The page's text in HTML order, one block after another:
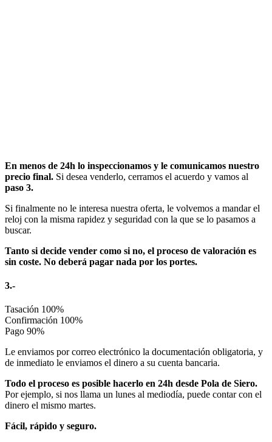
En menos de 24h lo inspeccionamos y le comunicamos nuestro
precio final. Si desea venderlo, cerramos el acuerdo y vamos al
paso 3.
Si finalmente no le interesa nuestra oferta, le volvemos a mandar el
reloj con la misma rapidez y seguridad con la que se lo pasamos a
buscar.
Tanto si decide vender como si no, el proceso de valoración es
sin coste. No deberá pagar nada por los portes.
3.-
Tasación 100%
Confirmación 100%
Pago 90%
Le enviamos por correo electrónico la documentación obligatoria, y
de inmediato le enviamos el dinero a su cuenta bancaria.
Todo el proceso es posible hacerlo en 24h desde Pola de Siero.
Por ejemplo, si nos llama un lunes al mediodía, puede contar con el
dinero el mismo martes.
Fácil, rápido y seguro.